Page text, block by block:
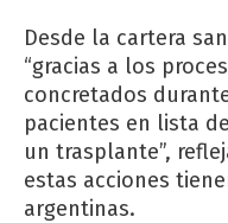
Desde la cartera
“gracias a los
concretados
pacientes en lista
un trasplante”,
estas acciones
argentinas.